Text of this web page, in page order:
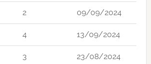
2 09/09/2024
4 13/09/2024
3 23/08/2024